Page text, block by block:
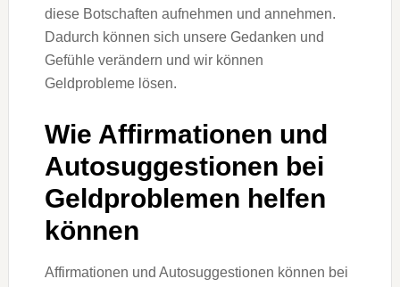
diese Botschaften aufnehmen und annehmen.
Dadurch können sich unsere Gedanken und
Gefühle verändern und wir können
Geldprobleme lösen.
Wie Affirmationen und
Autosuggestionen bei
Geldproblemen helfen
können
Affirmationen und Autosuggestionen können bei